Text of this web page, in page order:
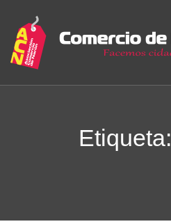
Etiqueta: